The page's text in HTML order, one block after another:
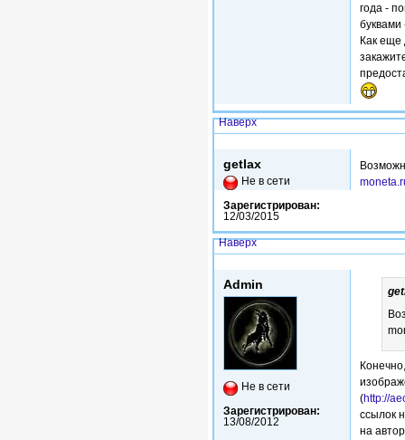
года -
буквами
Как еще
Наверх
getlax
Не в сети
Зарегистрирован:
12/03/2015
Наверх
Admin
Не в сети
Зарегистрирован:
13/08/2012
(http://
ссылок
на